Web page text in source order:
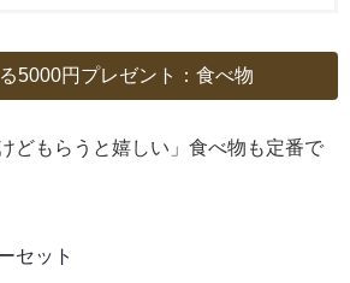
5000円プレゼント：食べ物
どもらうと嬉しい」食べ物も定番で
セット